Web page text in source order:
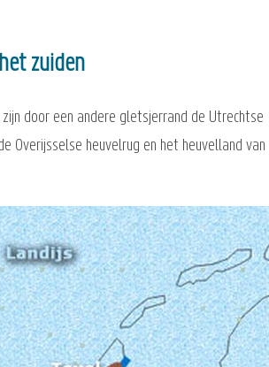
zuiden
door een andere gletsjerrand de Utrechtse
Overijsselse heuvelrug en het heuvelland van